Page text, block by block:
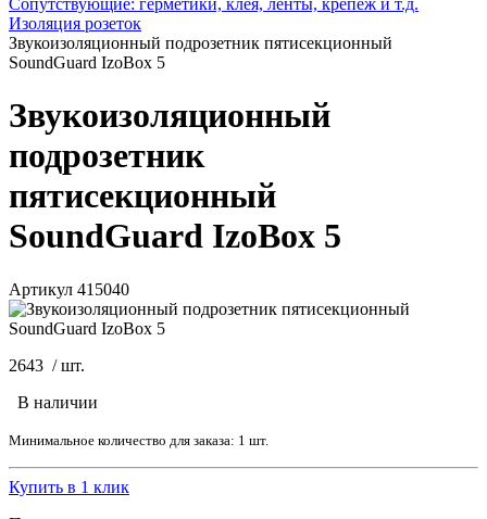
Сопутствующие: герметики, клея, ленты, крепеж и т.д.
Изоляция розеток
Звукоизоляционный подрозетник пятисекционный
SoundGuard IzoBox 5
Звукоизоляционный
подрозетник
пятисекционный
SoundGuard IzoBox 5
Артикул 415040
2643 /шт.
В наличии
Минимальное количество для заказа: 1 шт.
Купить в 1 клик